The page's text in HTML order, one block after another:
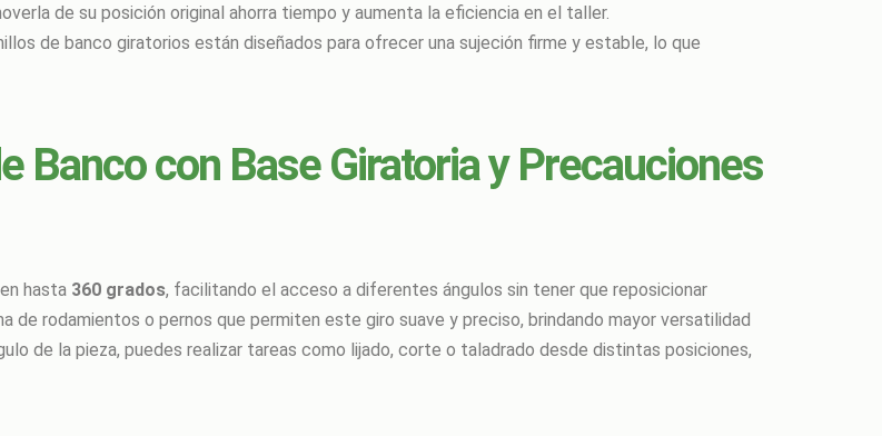
de su posición original ahorra tiempo y aumenta la eficiencia en el taller.
de banco giratorios están diseñados para ofrecer una sujeción firme y estable, lo que
Banco con Base Giratoria y Precauciones
hasta 360 grados, facilitando el acceso a diferentes ángulos sin tener que reposicionar
de rodamientos o pernos que permiten este giro suave y preciso, brindando mayor versatilidad
de la pieza, puedes realizar tareas como lijado, corte o taladrado desde distintas posiciones,